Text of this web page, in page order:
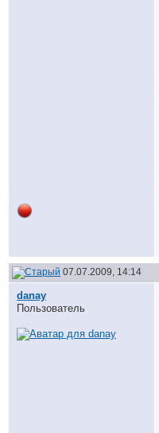
07.07.2009, 14:14
danay
Пользователь